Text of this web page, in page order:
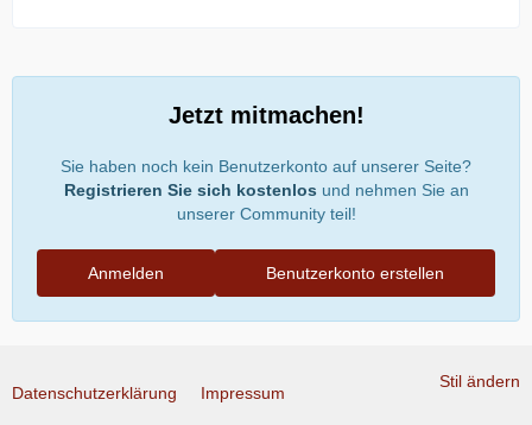
Jetzt mitmachen!
Sie haben noch kein Benutzerkonto auf unserer Seite?
Registrieren Sie sich kostenlos und nehmen Sie an
unserer Community teil!
Benutzerkonto erstellen
Anmelden
Stil ändern
Datenschutzerklärung Impressum